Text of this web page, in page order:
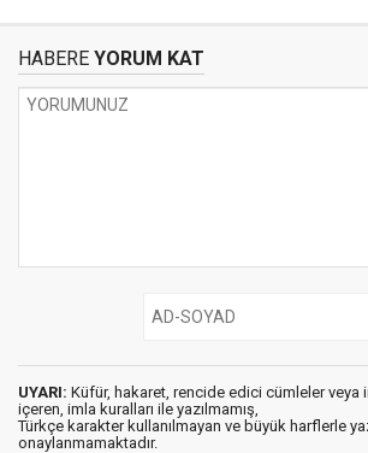
HABERE YORUM KAT
UYARI: Küfür, hakaret, rencide edici cümleler veya
içeren, imla kuralları ile yazılmamış,
Türkçe karakter kullanılmayan ve büyük harflerle
onaylanmamaktadır.